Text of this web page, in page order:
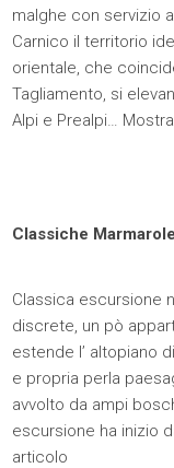
malghe con servizio
Carnico il territorio
orientale, che
Tagliamento, si
Alpi e Prealpi…
Classiche Marmarole
Classica escursione
discrete, un pò
estende l’ altopiano
e propria perla
avvolto da ampi
escursione ha inizio
articolo